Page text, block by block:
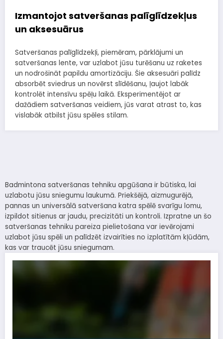
Izmantojot satveršanas palīglīdzekļus
un aksesuārus
Satveršanas palīglīdzekļi, piemēram, pārklājumi un
satveršanas lente, var uzlabot jūsu turēšanu uz raketes
un nodrošināt papildu amortizāciju. Šie aksesuāri palīdz
absorbēt sviedrus un novērst slīdēšanu, ļaujot labāk
kontrolēt intensīvu spēļu laikā. Eksperimentējot ar
dažādiem satveršanas veidiem, jūs varat atrast to, kas
vislabāk atbilst jūsu spēles stilam.
Badmintona satveršanas tehniku apgūšana ir būtiska, lai
uzlabotu jūsu sniegumu laukumā. Priekšējā, aizmugurējā,
pannas un universālā satveršana katra spēlē svarīgu lomu,
izpildot sitienus ar jaudu, precizitāti un kontroli. Izpratne un šo
satveršanas tehniku pareiza pielietošana var ievērojami
uzlabot jūsu spēli un palīdzēt izvairīties no izplatītām kļūdām,
kas var traucēt jūsu sniegumam.